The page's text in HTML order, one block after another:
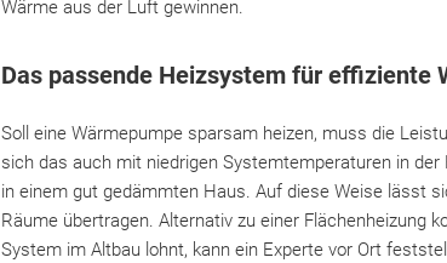
Wärme aus der Luft gewinnen.
Das passende Heizsystem für effiziente
Soll eine Wärmepumpe sparsam heizen, muss die
sich das auch mit niedrigen Systemtemperaturen in
in einem gut gedämmten Haus. Auf diese Weise lässt
Räume übertragen. Alternativ zu einer Flächenheizung
System im Altbau lohnt, kann ein Experte vor Ort